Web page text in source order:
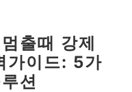
출때 강제
가이드: 5가
션